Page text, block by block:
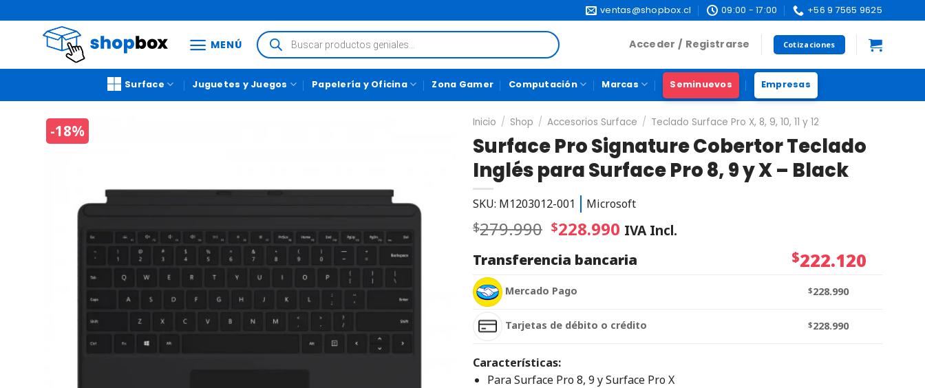
ventas@shopbox.cl 09:00 - 17:00 +56 9 7565 9625
MENÚ Acceder / Registrarse Cotizaciones
Surface Juguetes y Juegos Papelería y Oficina Zona Gamer Computación Marcas Seminuevos Empresas
-18% Inicio / Shop / Accesorios Surface / Teclado Surface Pro X, 8, 9, 10, 11 y 12
Surface Pro Signature Cobertor Teclado
Inglés para Surface Pro 8, 9 y X – Black
SKU: M1203012-001 Microsoft
$279.990 $228.990 IVA Incl.
Transferencia bancaria
$222.120
Mercado Pago $228.990
Tarjetas de débito o crédito $228.990
Características:
‎Para Surface Pro 8, 9 y Surface Pro X‎